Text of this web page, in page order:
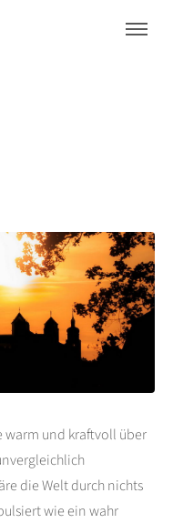
warm und kraftvoll über
die Welt durch nichts
wie ein wahr